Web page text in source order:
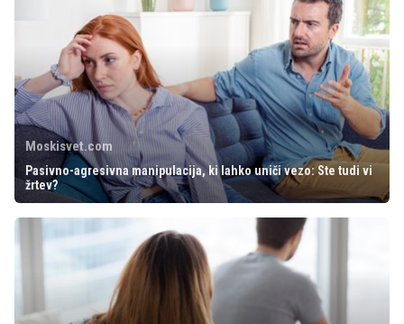
Moskisvet.com
Pasivno-agresivna manipulacija, ki lahko uniči vezo: Ste tudi vi
žrtev?